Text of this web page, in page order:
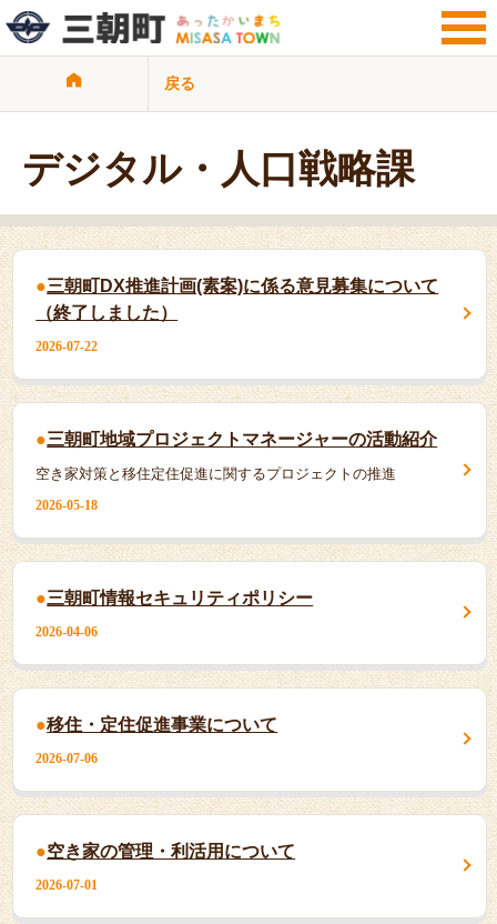
サイト検索
子育て・教育 健康・福祉・介護
ビジネス・事業者 行政情報
サイトマップ リンク集
プライバシーポリシー
戻る
デジタル・人口戦略課
三朝町DX推進計画(素案)に係る意見募集について
（終了しました）
2026-07-22
三朝町地域プロジェクトマネージャーの活動紹介
空き家対策と移住定住促進に関するプロジェクトの推進
2026-05-18
三朝町情報セキュリティポリシー
2026-04-06
移住・定住促進事業について
2026-07-06
空き家の管理・利活用について
2026-07-01